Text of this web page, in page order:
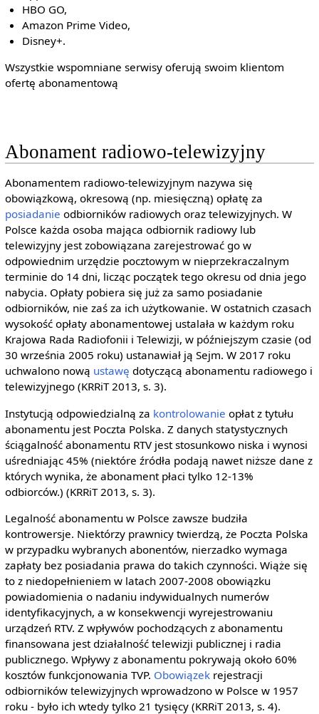
HBO GO,
Amazon Prime Video,
Disney+.
Wszystkie wspomniane serwisy oferują swoim klientom
ofertę abonamentową
Abonament radiowo-telewizyjny
Abonamentem radiowo-telewizyjnym nazywa się
obowiązkową, okresową (np. miesięczną) opłatę za
posiadanie odbiorników radiowych oraz telewizyjnych. W
Polsce każda osoba mająca odbiornik radiowy lub
telewizyjny jest zobowiązana zarejestrować go w
odpowiednim urzędzie pocztowym w nieprzekraczalnym
terminie do 14 dni, licząc początek tego okresu od dnia jego
nabycia. Opłaty pobiera się już za samo posiadanie
odbiorników, nie zaś za ich użytkowanie. W ostatnich czasach
wysokość opłaty abonamentowej ustalała w każdym roku
Krajowa Rada Radiofonii i Telewizji, w późniejszym czasie (od
30 września 2005 roku) ustanawiał ją Sejm. W 2017 roku
uchwalono nową ustawę dotyczącą abonamentu radiowego i
telewizyjnego (KRRiT 2013, s. 3).
Instytucją odpowiedzialną za kontrolowanie opłat z tytułu
abonamentu jest Poczta Polska. Z danych statystycznych
ściągalność abonamentu RTV jest stosunkowo niska i wynosi
uśredniając 45% (niektóre źródła podają nawet niższe dane z
których wynika, że abonament płaci tylko 12-13%
odbiorców.) (KRRiT 2013, s. 3).
Legalność abonamentu w Polsce zawsze budziła
kontrowersje. Niektórzy prawnicy twierdzą, że Poczta Polska
w przypadku wybranych abonentów, nierzadko wymaga
zapłaty bez posiadania prawa do takich czynności. Wiąże się
to z niedopełnieniem w latach 2007-2008 obowiązku
powiadomienia o nadaniu indywidualnych numerów
identyfikacyjnych, a w konsekwencji wyrejestrowaniu
urządzeń RTV. Z wpływów pochodzących z abonamentu
finansowana jest działalność telewizji publicznej i radia
publicznego. Wpływy z abonamentu pokrywają około 60%
kosztów funkcjonowania TVP. Obowiązekrejestracji
odbiorników telewizyjnych wprowadzono w Polsce w 1957
roku - było ich wtedy tylko 21 tysięcy (KRRiT 2013, s. 4).